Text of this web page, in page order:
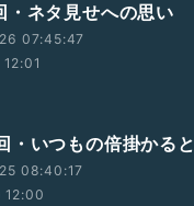
・ネタ見せへの思い
07:45:47
12:01
・いつもの倍掛かると
08:40:17
12:00